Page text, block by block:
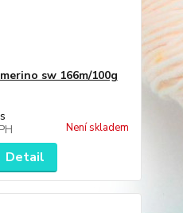
sw 166m/100g
Není skladem
Detail